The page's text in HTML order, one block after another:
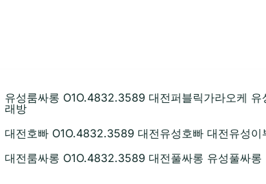
유성룸싸롱 O1O.4832.3589 대전퍼블릭가라오케 유
래방
대전호빠 O1O.4832.3589 대전유성호빠 대전유성이
대전룸싸롱 O1O.4832.3589 대전풀싸롱 유성풀싸롱